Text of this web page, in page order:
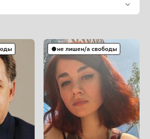
не лишен/а свободы